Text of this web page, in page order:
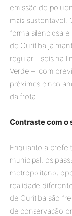
emissão de
mais sustentável.
forma silenciosa
de Curitiba já
regular – seis na
Verde –, com
próximos cinco
da frota.
Contraste com o
Enquanto a
municipal, os
metropolitano,
realidade
de Curitiba são
de conservação